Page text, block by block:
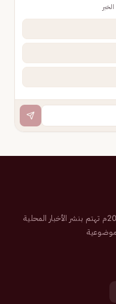
صحيفة إلكترونية سعودية تم تأسيسها عام 2007م تهتم بنشر الأخبار المحلية